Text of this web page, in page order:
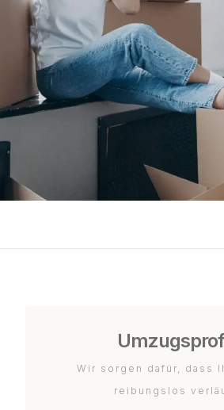
Wir sorgen dafür, dass
reibungslos